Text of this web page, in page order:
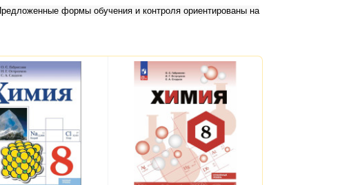
формы обучения и контроля ориентированы на